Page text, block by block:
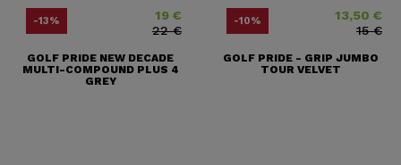
-13% Price19 €
Regular price
22 €
GOLF PRIDE NEW DECADE
MULTI-COMPOUND PLUS 4
GREY
-10% Price13,50 €
Regular price
15 €
GOLF PRIDE - GRIP JUMBO
TOUR VELVET